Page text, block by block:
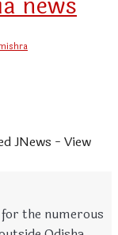
JNews - View
the numerous